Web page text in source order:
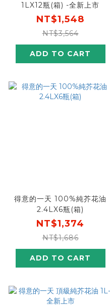
1LX12瓶(箱) -全新上市
NT$1,548
NT$3,564
ADD TO CART
得意的一天 100%純芥花油
2.4LX6瓶(箱)
NT$1,374
NT$1,686
ADD TO CART